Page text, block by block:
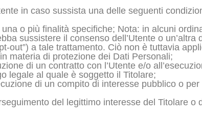
in caso sussista una delle seguenti
una o più finalità specifiche; Nota: in alcuni
sussistere il consenso dell’Utente o
out”) a tale trattamento. Ciò non è tuttavia
materia di protezione dei Dati Personali;
di un contratto con l’Utente e/o
legale al quale è soggetto il Titolare;
di un compito di interesse pubblico o
del legittimo interesse del Titolare o